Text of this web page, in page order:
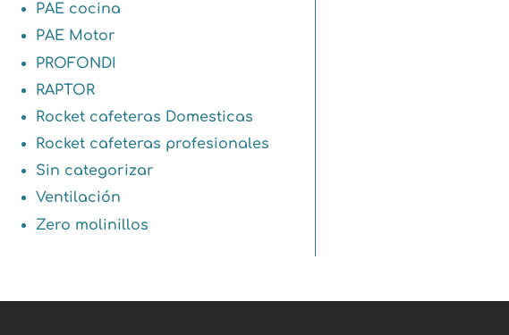
PAE cocina
PAE Motor
PROFONDI
RAPTOR
Rocket cafeteras Domesticas
Rocket cafeteras profesionales
Sin categorizar
Ventilación
Zero molinillos